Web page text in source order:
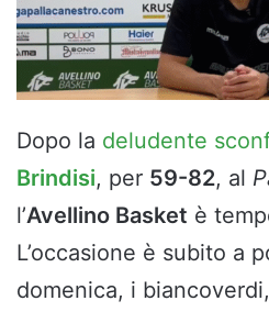
Dopo la deludente
Brindisi, per 59-82, al
l’Avellino Basket è
L’occasione è subito a
domenica, i